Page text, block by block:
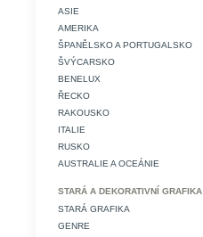
ASIE
AMERIKA
ŠPANĚLSKO A PORTUGALSKO
ŠVÝCARSKO
BENELUX
ŘECKO
RAKOUSKO
ITALIE
RUSKO
AUSTRALIE A OCEÁNIE
STARÁ A DEKORATIVNÍ GRAFIKA
STARÁ GRAFIKA
GENRE